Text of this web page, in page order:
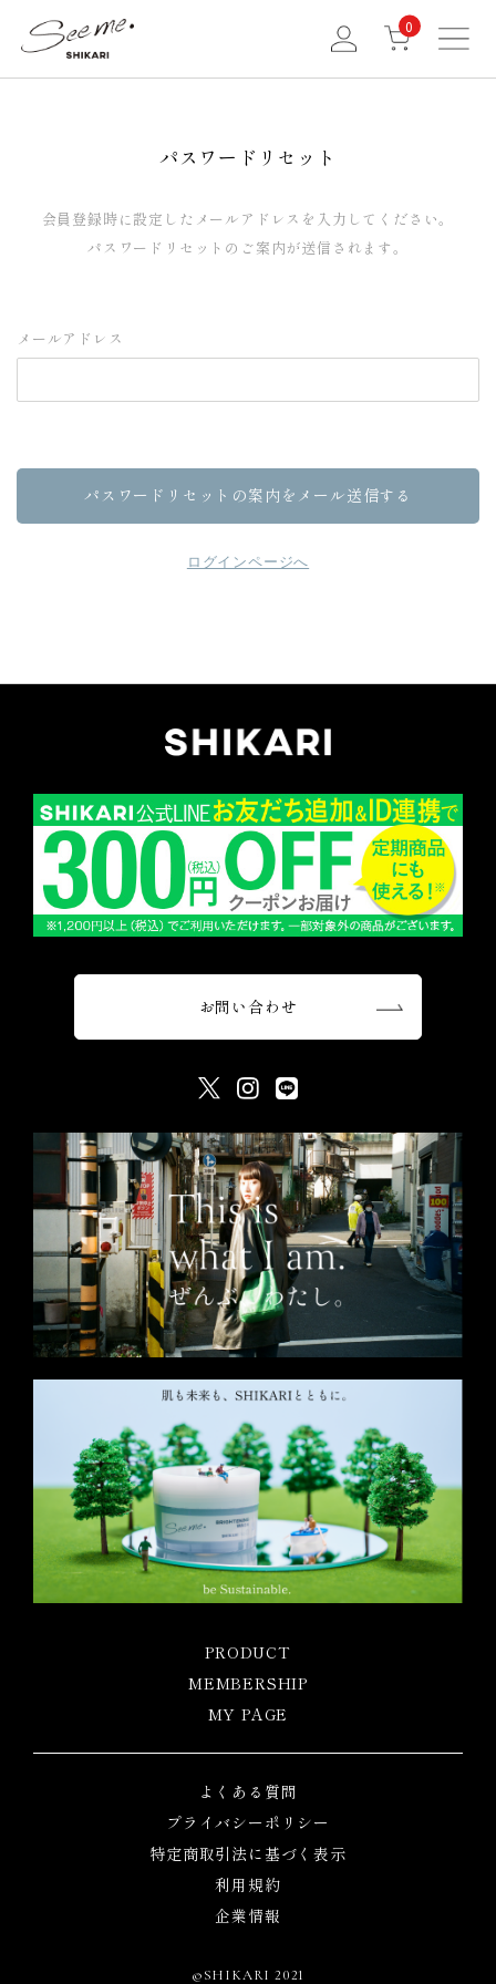
0
パスワードリセット
会員登録時に設定したメールアドレスを入力してください。
パスワードリセットのご案内が送信されます。
メールアドレス
ログインページへ
お問い合わせ
PRODUCT
MEMBERSHIP
MY PAGE
よくある質問
プライバシーポリシー
特定商取引法に基づく表示
利用規約
企業情報
©SHIKARI 2021